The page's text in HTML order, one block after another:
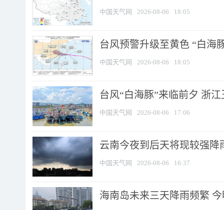
中国天气网 2026-08-06 18:05
台风预警升级至黄色 “白海
中国天气网 2026-08-06 18:05
台风“白海豚”来临前夕 浙
中国天气网 2026-08-06 17:06
云南今夜到后天将现较强降
中国天气网 2026-08-06 16:37
海南岛未来三天降雨频繁